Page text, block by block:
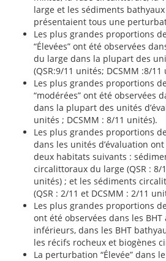
large et les sédiments
présentaient tous une
Les plus grandes proportions
“Élevées” ont été observées
du large dans la plupart des
(QSR:9/11 unités; DCSMM :8/11
Les plus grandes proportions
“modérées” ont été observées
dans la plupart des unités
unités ; DCSMM : 8/11 unités).
Les plus grandes proportions
dans les unités d’évaluation
deux habitats suivants :
circalittoraux du large (QSR : 8/
unités) ; et les sédiments
(QSR : 2/11 et DCSMM : 2/11
Les plus grandes proportions
ont été observées dans les
inférieurs, dans les BHT
les récifs rocheux et biogènes
La perturbation “Élevée” dans